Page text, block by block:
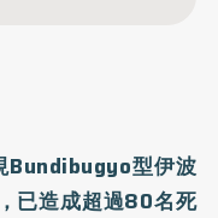
Bundibugyo型伊波
已造成超過80名死